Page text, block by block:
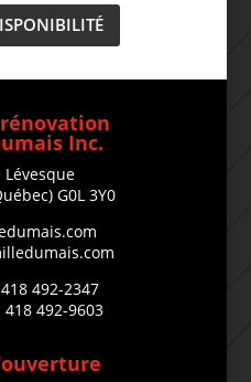
Inc.
Lévesque
G0L 3Y0
492-2347
492-9603